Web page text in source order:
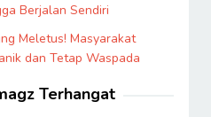
Berjalan Sendiri
Meletus! Masyarakat
dan Tetap Waspada
Terhangat